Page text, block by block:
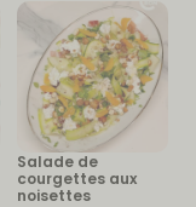
Salade de
courgettes aux
noisettes